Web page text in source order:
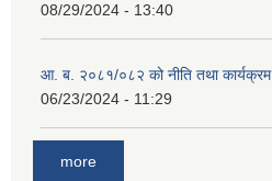
08/29/2024 - 13:40
आ. ब. २०८१/०८२ को नीति तथा कार्यक्रम
06/23/2024 - 11:29
more